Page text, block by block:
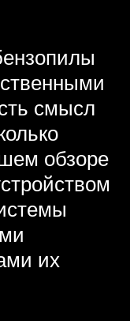
смысл
обзоре
их